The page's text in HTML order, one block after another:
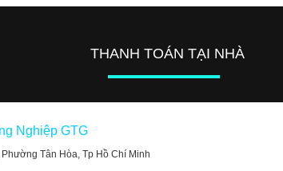
THANH TOÁN TẠI NHÀ
Nghiệp GTG
Tân Hòa, Tp Hồ Chí Minh